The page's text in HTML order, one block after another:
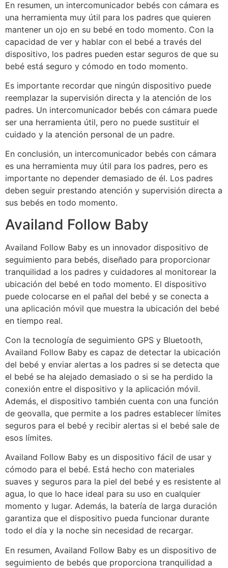
En resumen, un intercomunicador bebés con cámara es
una herramienta muy útil para los padres que quieren
mantener un ojo en su bebé en todo momento. Con la
capacidad de ver y hablar con el bebé a través del
dispositivo, los padres pueden estar seguros de que su
bebé está seguro y cómodo en todo momento.
Es importante recordar que ningún dispositivo puede
reemplazar la supervisión directa y la atención de los
padres. Un intercomunicador bebés con cámara puede
ser una herramienta útil, pero no puede sustituir el
cuidado y la atención personal de un padre.
En conclusión, un intercomunicador bebés con cámara
es una herramienta muy útil para los padres, pero es
importante no depender demasiado de él. Los padres
deben seguir prestando atención y supervisión directa a
sus bebés en todo momento.
Availand Follow Baby
Availand Follow Baby es un innovador dispositivo de
seguimiento para bebés, diseñado para proporcionar
tranquilidad a los padres y cuidadores al monitorear la
ubicación del bebé en todo momento. El dispositivo
puede colocarse en el pañal del bebé y se conecta a
una aplicación móvil que muestra la ubicación del bebé
en tiempo real.
Con la tecnología de seguimiento GPS y Bluetooth,
Availand Follow Baby es capaz de detectar la ubicación
del bebé y enviar alertas a los padres si se detecta que
el bebé se ha alejado demasiado o si se ha perdido la
conexión entre el dispositivo y la aplicación móvil.
Además, el dispositivo también cuenta con una función
de geovalla, que permite a los padres establecer límites
seguros para el bebé y recibir alertas si el bebé sale de
esos límites.
Availand Follow Baby es un dispositivo fácil de usar y
cómodo para el bebé. Está hecho con materiales
suaves y seguros para la piel del bebé y es resistente al
agua, lo que lo hace ideal para su uso en cualquier
momento y lugar. Además, la batería de larga duración
garantiza que el dispositivo pueda funcionar durante
todo el día y la noche sin necesidad de recargar.
En resumen, Availand Follow Baby es un dispositivo de
seguimiento de bebés que proporciona tranquilidad a